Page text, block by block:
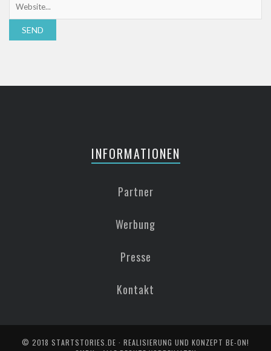
INFORMATIONEN
Partner
Werbung
Presse
Kontakt
© 2018 STARTSTORIES.DE · REALISIERUNG UND KONZEPT BE-ON!